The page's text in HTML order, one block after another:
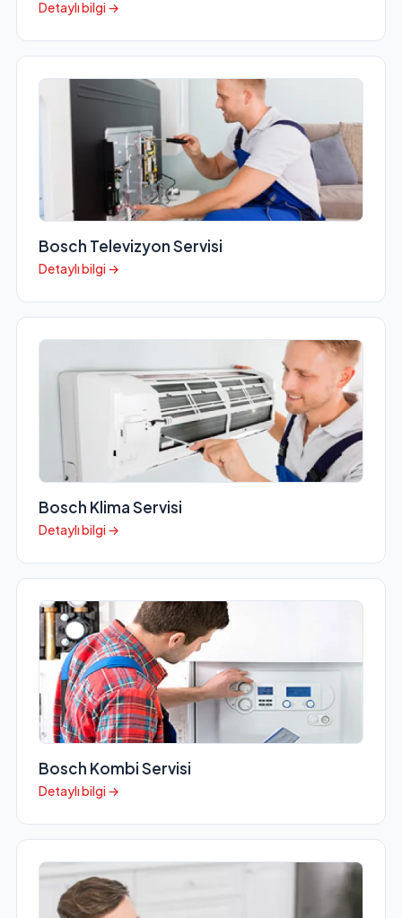
Detaylı bilgi →
Bosch Televizyon Servisi
Detaylı bilgi →
Bosch Klima Servisi
Detaylı bilgi →
Bosch Kombi Servisi
Detaylı bilgi →